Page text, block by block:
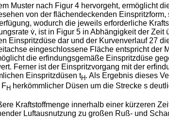
Muster nach Figur 4 hervorgeht, ermöglicht
von der flächendeckenden
wodurch die jeweils erforderliche
v̇, ist in Figur 5 in Abhängigkeit der
Einspritzdüse dar und der Kurvenverlauf 27
eingeschlossene Fläche entspricht der
die erfindungsgemäße Einspritzdüse
Ferner ist der Einspritzvorgang mit der
Einspritzdüsen tH. Als Ergebnis dieses
FH herkömmlicher Düsen um die Strecke s
Kraftstoffmenge innerhalb einer kürzeren
Luftausnutzung zu großen Ruß- und